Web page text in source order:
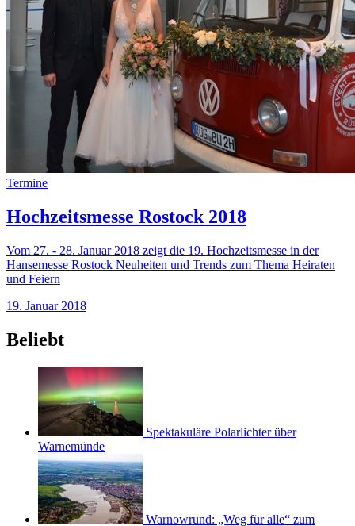
Termine
Hochzeitsmesse Rostock 2018
Vom 27. - 28. Januar 2018 zeigt die 19. Hochzeitsmesse in der
Hansemesse Rostock Neuheiten und Trends zum Thema Heiraten
und Feiern
19. Januar 2018
Beliebt
Spektakuläre Polarlichter über
Warnemünde
Warnowrund: „Weg für alle“ zum